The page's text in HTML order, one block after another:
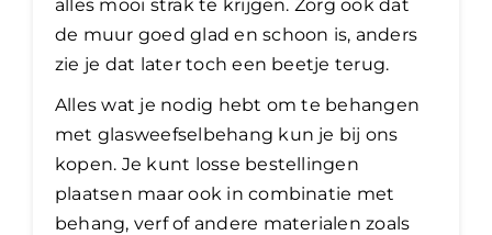
alles mooi strak te krijgen. Zorg ook dat
de muur goed glad en schoon is, anders
zie je dat later toch een beetje terug.
Alles wat je nodig hebt om te behangen
met glasweefselbehang kun je bij ons
kopen. Je kunt losse bestellingen
plaatsen maar ook in combinatie met
behang, verf of andere materialen zoals